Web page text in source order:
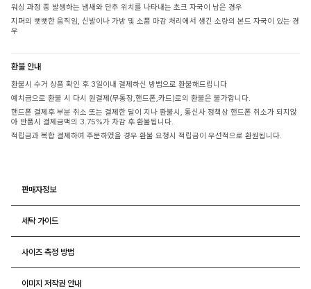
워싱 과정 중 발생하는 냄새와 단추 위치를 나타내는 초크 자국이 남은 경우
지퍼의 뻣뻣한 움직임, 신발이나 가방 및 소품 마감 처리에서 생긴 소량의 본드 자국이 있는 경
우
환불 안내
환불시 수거 상품 확인 후 3일이내 결제하신 방법으로 환불해드립니다
예치금으로 환불 시 다시 원결제(무통장,핸드폰,카드)로의 환불은 불가합니다.
핸드폰 결제후 부분 취소 또는 결제한 달이 지나 환불시, 통신사 정책상 핸드폰 취소가 되지않
아 반품시 결제금액의 3.75%가 차감 후 환불됩니다.
적립금과 복합 결제하여 주문하였을 경우 환불 요청시 적립금이 우선적으로 환원됩니다.
판매자정보
세탁 가이드
사이즈 측정 방법
이미지 저작권 안내